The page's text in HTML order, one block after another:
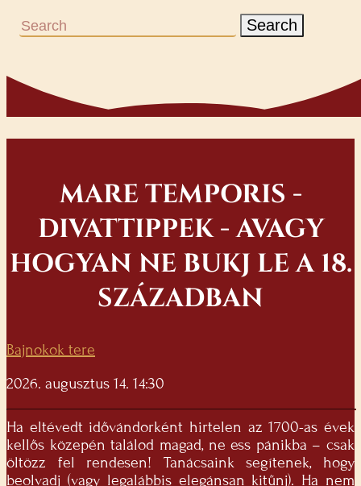
Search
MARE TEMPORIS -
DIVATTIPPEK - AVAGY
HOGYAN NE BUKJ LE A 18.
SZÁZADBAN
Bajnokok tere
2026. augusztus 14. 14:30
Ha eltévedt idővándorként hirtelen az 1700-as évek
kellős közepén találod magad, ne ess pánikba – csak
öltözz fel rendesen! Tanácsaink segítenek, hogy
beolvadj (vagy legalábbis elegánsan kitűnj). Ha nem